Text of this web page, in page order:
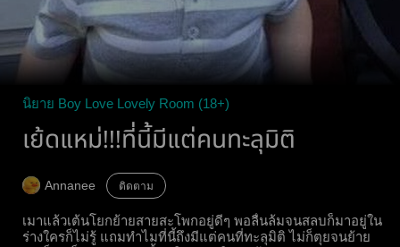
นิยาย Boy Love Lovely Room (18+)
เย้ดแหม่!!!ที่นี้มีแต่คนทะลุมิติ
Annanee ติดตาม
เมาแล้วเต้นโยกย้ายสายสะโพกอยู่ดีๆ พอลื่นล้มจนสลบก็มาอยู่ใน
ร่างใครก็ไม่รู้ แถมทำไมที่นี้ถึงมีแต่คนที่ทะลุมิติ ไม่ก็ตุยจนย้าย